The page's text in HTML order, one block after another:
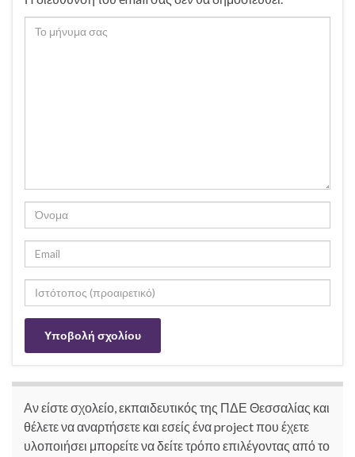
Αν είστε σχολείο, εκπαιδευτικός της ΠΔΕ Θεσσαλίας και
θέλετε να αναρτήσετε και εσείς ένα project που έχετε
υλοποιήσει μπορείτε να δείτε τρόπο επιλέγοντας από το